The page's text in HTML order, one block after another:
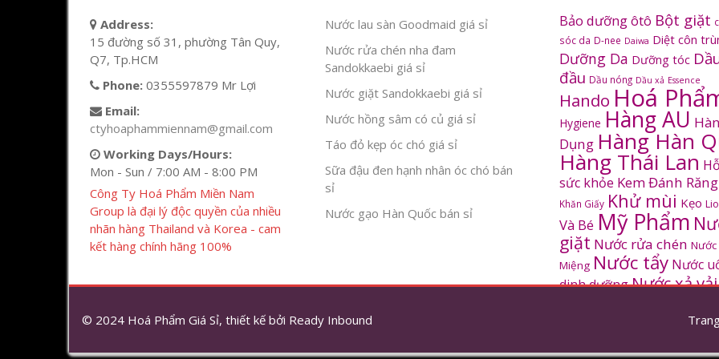
Address:
15 đường số 31, phường Tân Quy,
Q7, Tp.HCM
Phone: 0355597879 Mr Lợi
Email:
ctyhoaphammiennam@gmail.com
Working Days/Hours:
Mon - Sun / 7:00 AM - 8:00 PM
Công Ty Hoá Phẩm Miền Nam
Group là đại lý độc quyền của nhiều
nhãn hàng Thailand và Korea - cam
kết hàng chính hãng 100%
Nước lau sàn Goodmaid giá sỉ
Nước rửa chén nha đam
Sandokkaebi giá sỉ
Nước giặt Sandokkaebi giá sỉ
Nước hồng sâm có củ giá sỉ
Táo đỏ kẹp óc chó giá sỉ
Sữa đậu đen hạnh nhân óc chó bán
sỉ
Nước gạo Hàn Quốc bán sỉ
Bảo dưỡng ôtô Bột giặt
sóc da D-nee Daiwa Diệt côn
Dưỡng Da Dưỡng tóc
đầu Dầu nóng Dầu xả Essence
Hando Hoá
Hygiene Hàng AU
Dụng Hàng Hàn
Hàng Thái Lan
sức khỏe Kem Đánh Răng
Khăn Giấy Khử mùi Kẹo
Và Bé Mỹ Phẩm
giặt Nước rửa chén Nước
Miệng Nước tẩy Nước
dinh dưỡngNước xả vải
Sâm Hàn Quốc
© 2024 Hoá Phẩm Giá Sỉ, thiết kế bởi Ready Inbound